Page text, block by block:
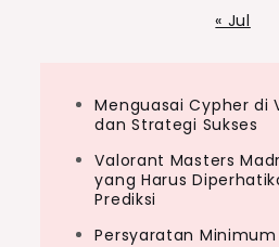
« Jul
Menguasai Cypher di
dan Strategi Sukses
Valorant Masters
yang Harus
Prediksi
Persyaratan